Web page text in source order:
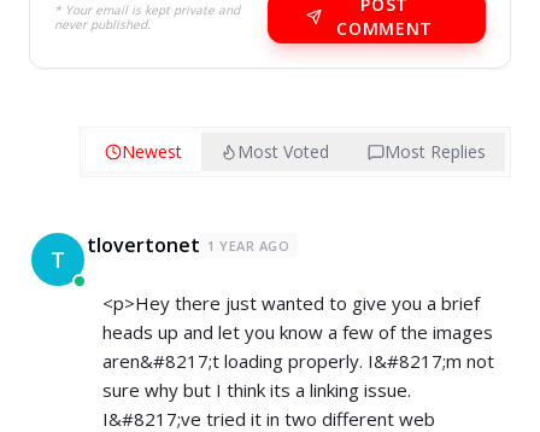
* Your email is kept private and
never published.
COMMENT
Newest Most Voted Most Replies
T tlovertonet 1 YEAR AGO
<p>Hey there just wanted to give you a brief
heads up and let you know a few of the images
aren&#8217;t loading properly. I&#8217;m not
sure why but I think its a linking issue.
I&#8217;ve tried it in two different web